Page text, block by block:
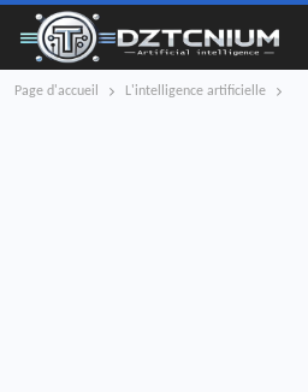
Page d'accueil L'intelligence artificielle